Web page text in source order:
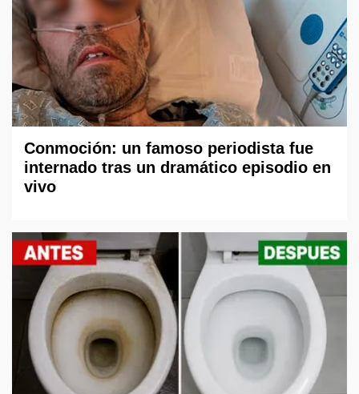
Conmoción: un famoso periodista fue
internado tras un dramático episodio en
vivo